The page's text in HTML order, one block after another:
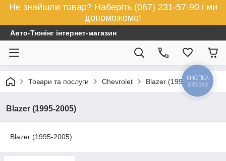
Не знайшли товар? Наберіть (067) 231-57-90 і ми
допоможемо!
Авто-Тюнінг інтернет-магазин
Товари та послуги Chevrolet Blazer (1995-2005)
Blazer (1995-2005)
Blazer (1995-2005)
КНОПКА
ЗВ'ЯЗКУ